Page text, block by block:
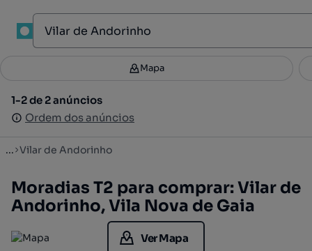
Filtros 3
1-2 de 2 anúncios
Ordem dos anúncios
Mapa
1-2 de 2 anúncios
Ordem dos anúncios
... Vilar de Andorinho
Moradias T2 para comprar: Vilar de
Andorinho, Vila Nova de Gaia
Ver Mapa